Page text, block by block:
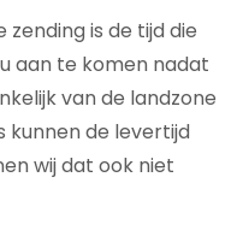
is de tijd die
aan te komen nadat
van de landzone
kunnen de levertijd
wij dat ook niet